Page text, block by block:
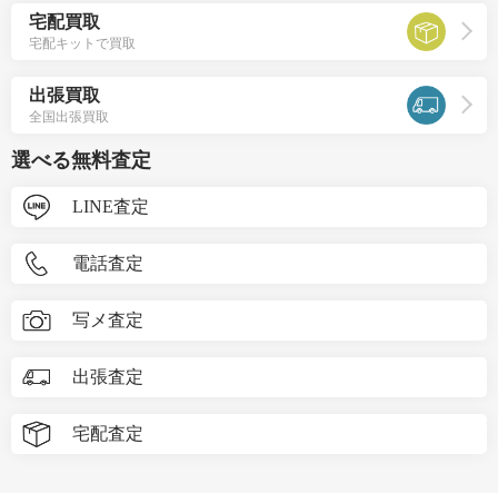
宅配買取
宅配キットで買取
出張買取
全国出張買取
選べる無料査定
LINE査定
電話査定
写メ査定
出張査定
宅配査定